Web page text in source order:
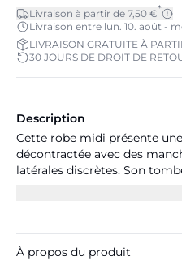
Livraison à partir de 7,50 €*
Livraison entre lun. 10. août -
LIVRAISON GRATUITE À
30 JOURS DE DROIT DE
Description
Cette robe midi présente
décontractée avec des
latérales discrètes. Son
À propos du produit